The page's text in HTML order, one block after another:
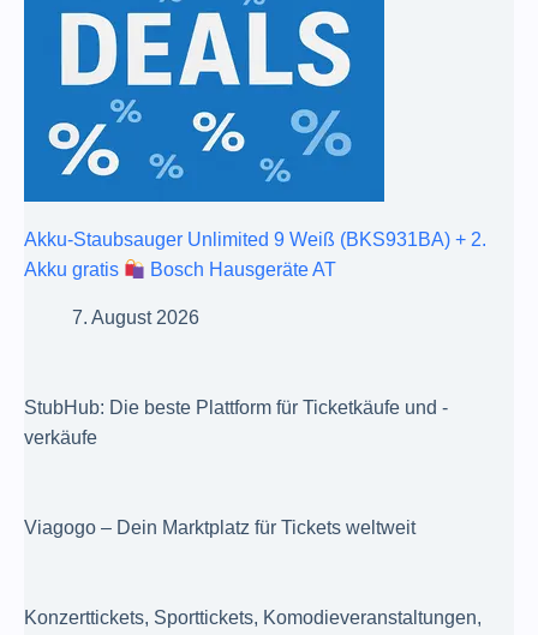
Akku-Staubsauger Unlimited 9 Weiß (BKS931BA) + 2.
Akku gratis
Bosch Hausgeräte AT
7. August 2026
StubHub: Die beste Plattform für Ticketkäufe und -
verkäufe
Viagogo – Dein Marktplatz für Tickets weltweit
Konzerttickets, Sporttickets, Komodieveranstaltungen,